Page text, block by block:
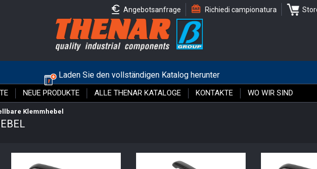
Richiedi campionatura
Angebotsanfrage
Laden Sie den vollständigen Katalog herunter
NEUE PRODUKTE ALLE THENAR KATALOGE KONTAKTE WO WIR SIND
Klemmhebel